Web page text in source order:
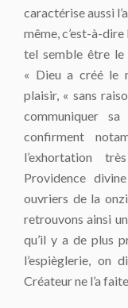
caractérise aussi
même, c’est-à-
tel semble être le
« Dieu a créé le
plaisir, « sans
communiquer
confirment
l’exhortation
Providence
ouvriers de la
retrouvons ainsi
qu’il y a de plus
l’espièglerie, on
Créateur ne l’a